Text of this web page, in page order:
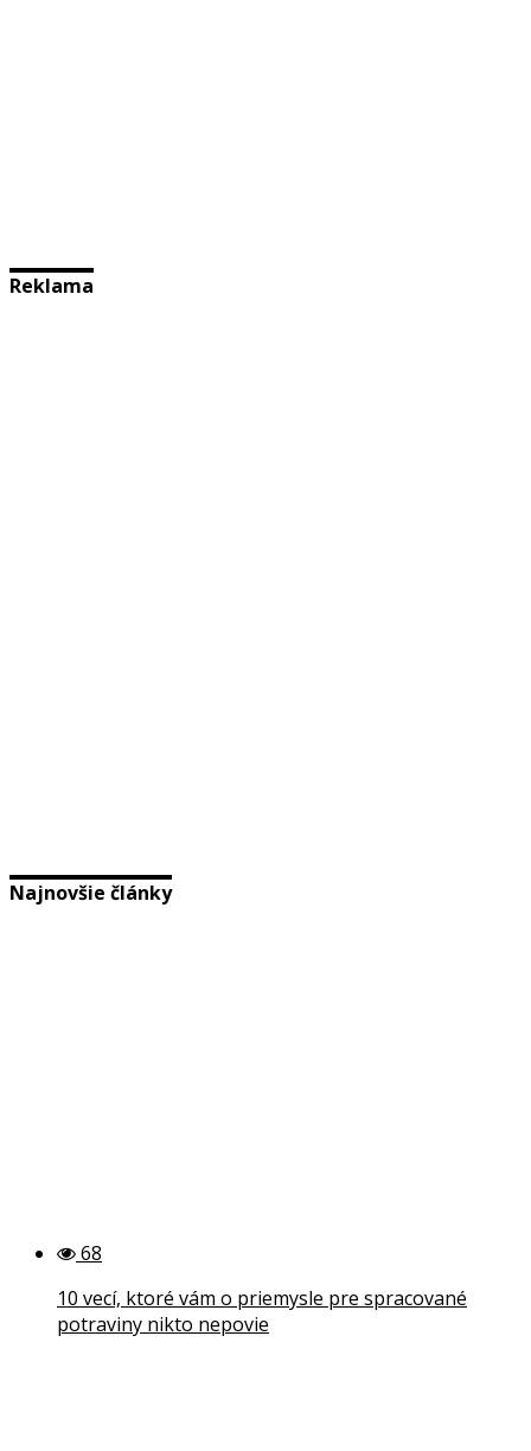
Reklama
Najnovšie články
68
10 vecí, ktoré vám o priemysle pre spracované
potraviny nikto nepovie